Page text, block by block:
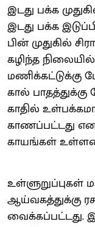
இடது பக்க
இடது பக்க
பின் முதுகில்
கழிந்த
மணிக்கட்டுக்கு
கால் பாதத்துக்கு
காதில்
காணப்பட்டது
காயங்கள்
ஆய்வகத்துக்கு
வைக்கப்பட்டது.